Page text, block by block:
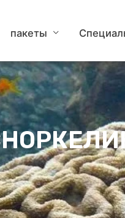
пакеты